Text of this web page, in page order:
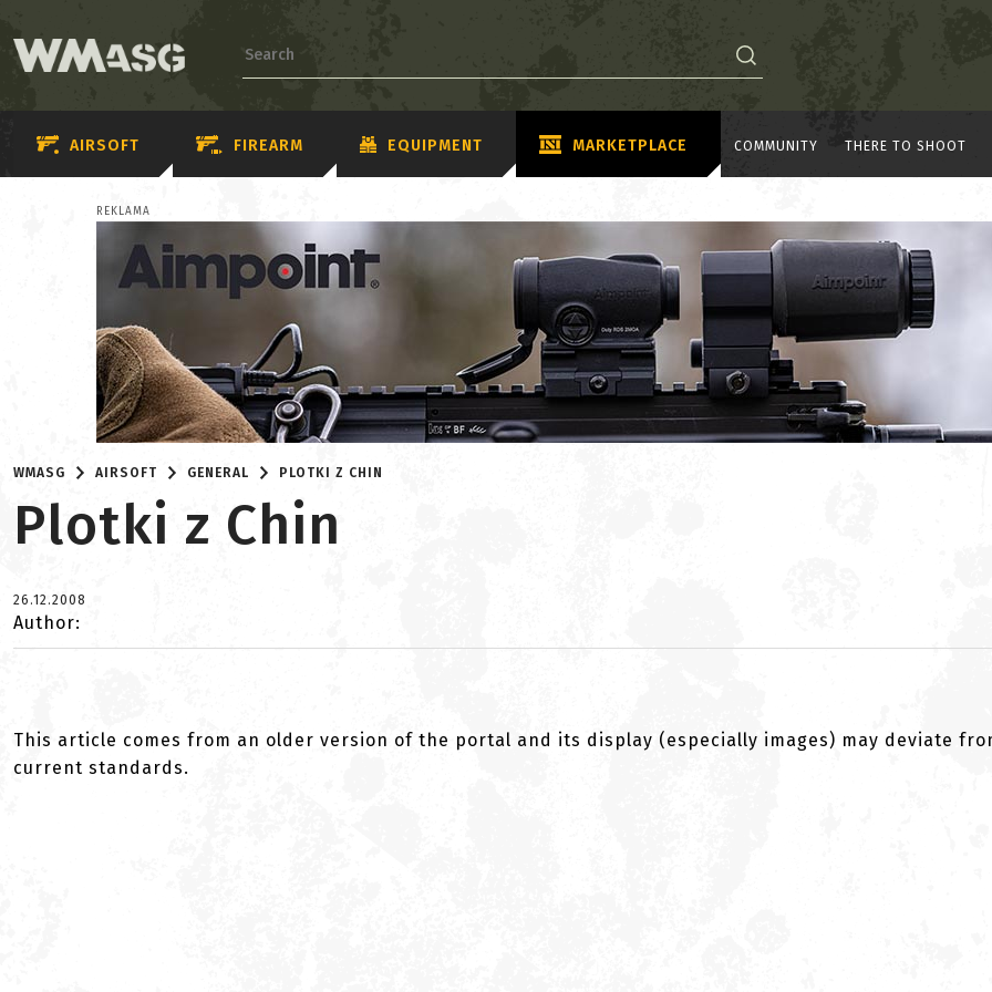
AIRSOFT FIREARM EQUIPMENT MARKETPLACE COMMUNITY THERE TO SHOOT
REKLAMA
WMASG AIRSOFT GENERAL PLOTKI Z CHIN
Plotki z Chin
26.12.2008
Author:
This article comes from an older version of the portal and its display (especially images) may deviate
current standards.